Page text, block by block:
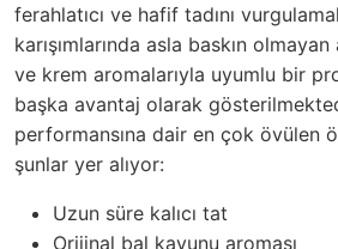
ferahlatıcı ve hafif tadını
karışımlarında asla baskın
ve krem aromalarıyla uyumlu bir
başka avantaj olarak
performansına dair en çok övülen
şunlar yer alıyor:
Uzun süre kalıcı tat
Orijinal bal kavunu aroması